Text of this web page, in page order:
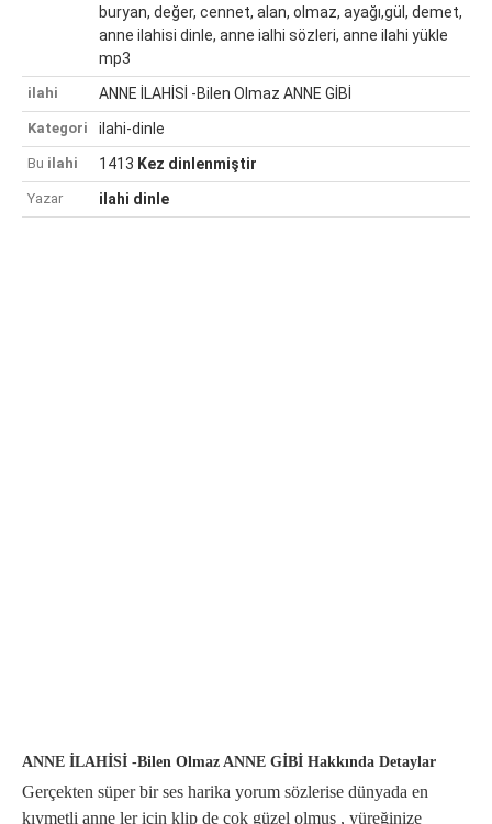
buryan, değer, cennet, alan, olmaz, ayağı,gül, demet,
anne ilahisi dinle, anne ialhi sözleri, anne ilahi yükle
mp3
ilahi ANNE İLAHİSİ -Bilen Olmaz ANNE GİBİ
Kategori ilahi-dinle
Bu ilahi 1413 Kez dinlenmiştir
Yazar ilahi dinle
ANNE İLAHİSİ -Bilen Olmaz ANNE GİBİ Hakkında Detaylar
Gerçekten süper bir ses harika yorum sözlerise dünyada en
kıymetli anne ler için klip de çok güzel olmuş , yüreğinize